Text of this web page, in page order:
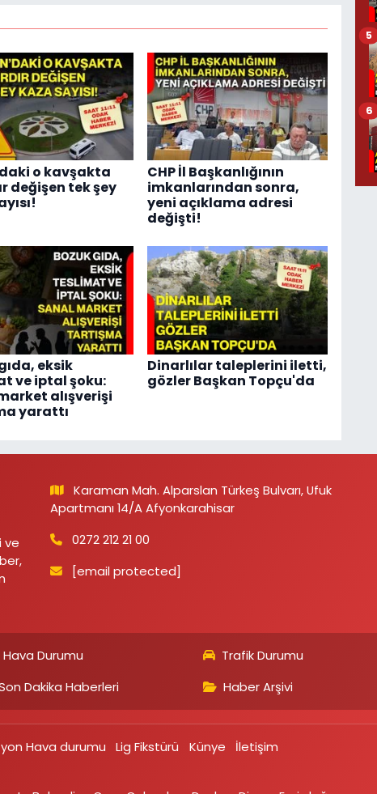
o kavşakta
değişen tek şey
CHP İl Başkanlığının
imkanlarından sonra,
yeni açıklama adresi
değişti!
eksik
ve iptal şoku:
alışverişi
yarattı
Dinarlılar taleplerini iletti,
gözler Başkan Topçu'da
5
6
ve
Karaman Mah. Alparslan Türkeş Bulvarı, Ufuk
Apartmanı 14/A Afyonkarahisar
0272 212 21 00
[email protected]
Hava Durumu Trafik Durumu
Dakika Haberleri Haber Arşivi
Hava durumu Lig Fikstürü Künye
İletişim